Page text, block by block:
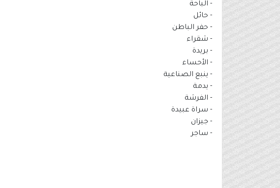
- الباحة
- حائل
- حفر الباطن
- شقراء
- بريدة
- الأحساء
- ينبع الصناعية
- يدمة
- الفرشة
- سراة عبيدة
- جيزان
- ساجر